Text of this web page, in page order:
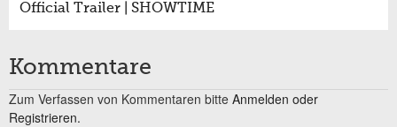
Official Trailer | SHOWTIME
Kommentare
Zum Verfassen von Kommentaren bitte Anmelden oder
Registrieren.